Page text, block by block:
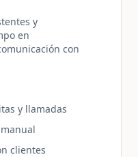
y
en
con
y llamadas
clientes